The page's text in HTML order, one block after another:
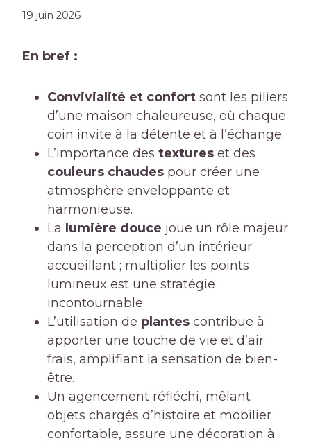
19 juin 2026
En bref :
Convivialité et confort sont les piliers
d’une maison chaleureuse, où chaque
coin invite à la détente et à l’échange.
L’importance des textures et des
couleurs chaudes pour créer une
atmosphère enveloppante et
harmonieuse.
La lumière douce joue un rôle majeur
dans la perception d’un intérieur
accueillant ; multiplier les points
lumineux est une stratégie
incontournable.
L’utilisation de plantes contribue à
apporter une touche de vie et d’air
frais, amplifiant la sensation de bien-
être.
Un agencement réfléchi, mêlant
objets chargés d’histoire et mobilier
confortable, assure une décoration à